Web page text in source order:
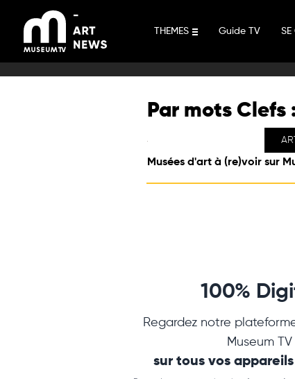
contenu
THEMES Guide TV SE
Par mots Clefs
Musées d'art à (re)voir sur
100%
Regardez notre
Museum TV
sur tous vos